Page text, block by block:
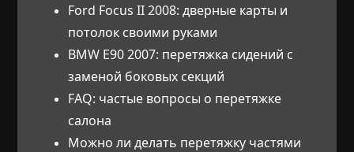
Ford Focus II 2008: дверные карты и
потолок своими руками
BMW E90 2007: перетяжка сидений с
заменой боковых секций
FAQ: частые вопросы о перетяжке
салона
Можно ли делать перетяжку частями